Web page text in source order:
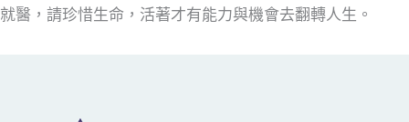
就醫，請珍惜生命，活著才有能力與機會去翻轉人生。